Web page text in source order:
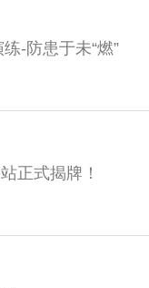
-防患于未“燃”
正式揭牌！